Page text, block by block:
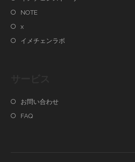
NOTE
x
イメチェンラボ
お問い合わせ
FAQ